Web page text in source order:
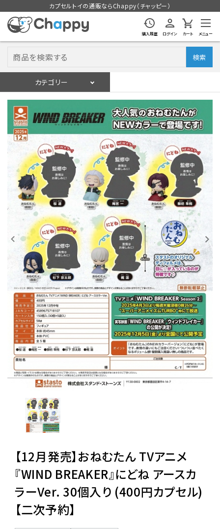
カプセルトイの通販ならChappy（チャッピー）
購入履歴 ログイン カート メニュー
検索
カテゴリー
会員登録
入荷スケジュールをチェック
カプセルトイマシン本体
カプセルトイ
販促用空カプセル
レンタル
景品・玩具・文具
販促用カプセルトイ
よくあるご質問
ご利用ガイド
06-6282-7659
【12月発売】おねむたん TVアニメ
『WIND BREAKER』にどね アースカ
ラーVer. 30個入り (400円カプセル)
【二次予約】